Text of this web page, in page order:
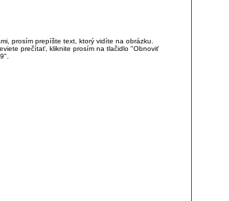
prosím prepíšte text, ktorý vidíte na obrázku.
prečítať, kliknite prosím na tlačidlo "Obnoviť